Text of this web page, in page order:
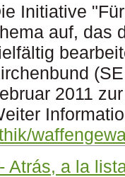
Initiative
auf, das
2011
Atrás, a la